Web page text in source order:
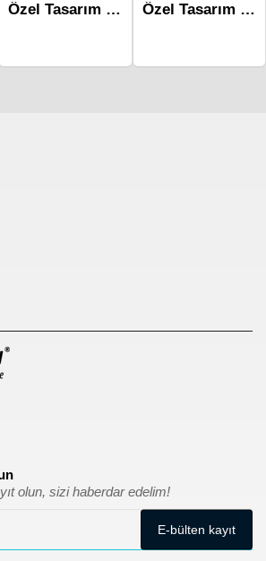
Özel Tasarım Çöp Kovaları Mst-506a Özel Tasarım Çöp Kovaları Mst-600
olun, sizi haberdar edelim!